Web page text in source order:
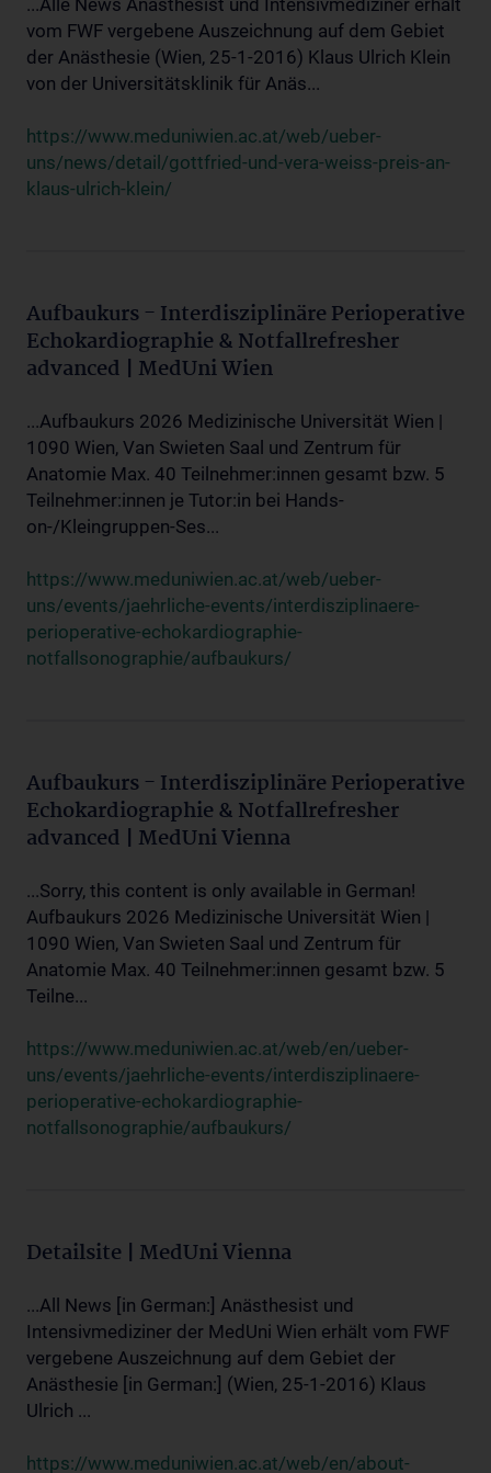
...Alle News Anästhesist und Intensivmediziner erhält
vom FWF vergebene Auszeichnung auf dem Gebiet
der Anästhesie (Wien, 25-1-2016) Klaus Ulrich Klein
von der Universitätsklinik für Anäs...
https://www.meduniwien.ac.at/web/ueber-
uns/news/detail/gottfried-und-vera-weiss-preis-an-
klaus-ulrich-klein/
Aufbaukurs - Interdisziplinäre Perioperative
Echokardiographie & Notfallrefresher
advanced | MedUni Wien
...Aufbaukurs 2026 Medizinische Universität Wien |
1090 Wien, Van Swieten Saal und Zentrum für
Anatomie Max. 40 Teilnehmer:innen gesamt bzw. 5
Teilnehmer:innen je Tutor:in bei Hands-
on-/Kleingruppen-Ses...
https://www.meduniwien.ac.at/web/ueber-
uns/events/jaehrliche-events/interdisziplinaere-
perioperative-echokardiographie-
notfallsonographie/aufbaukurs/
Aufbaukurs - Interdisziplinäre Perioperative
Echokardiographie & Notfallrefresher
advanced | MedUni Vienna
...Sorry, this content is only available in German!
Aufbaukurs 2026 Medizinische Universität Wien |
1090 Wien, Van Swieten Saal und Zentrum für
Anatomie Max. 40 Teilnehmer:innen gesamt bzw. 5
Teilne...
https://www.meduniwien.ac.at/web/en/ueber-
uns/events/jaehrliche-events/interdisziplinaere-
perioperative-echokardiographie-
notfallsonographie/aufbaukurs/
Detailsite | MedUni Vienna
...All News [in German:] Anästhesist und
Intensivmediziner der MedUni Wien erhält vom FWF
vergebene Auszeichnung auf dem Gebiet der
Anästhesie [in German:] (Wien, 25-1-2016) Klaus
Ulrich ...
https://www.meduniwien.ac.at/web/en/about-